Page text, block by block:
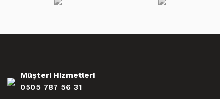
Müşteri Hizmetleri
0505 787 56 31